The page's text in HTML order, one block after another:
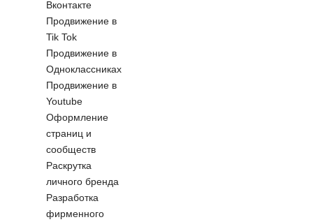
Вконтакте
Продвижение в
Tik Tok
Продвижение в
Одноклассниках
Продвижение в
Youtube
Оформление
страниц и
сообществ
Раскрутка
личного бренда
Разработка
фирменного